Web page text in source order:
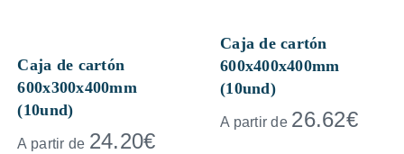
Caja de cartón
600x300x400mm
(10und)
A partir de 24.20€
Caja de cartón
600x400x400mm
(10und)
A partir de 26.62€